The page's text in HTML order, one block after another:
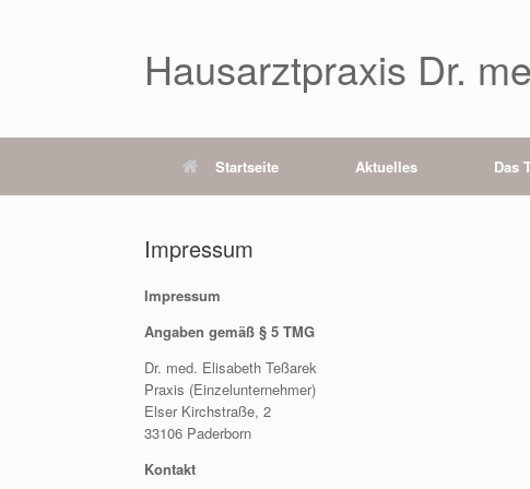
Hausarztpraxis Dr.
Startseite Aktuelles Das
Impressum
Impressum
Angaben gemäß § 5 TMG
Dr. med. Elisabeth Teßarek
Praxis (Einzelunternehmer)
Elser Kirchstraße, 2
33106 Paderborn
Kontakt